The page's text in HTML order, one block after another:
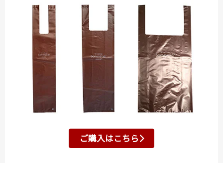
ご購入はこちら